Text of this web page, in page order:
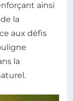
ainsi
la
aux défis
la